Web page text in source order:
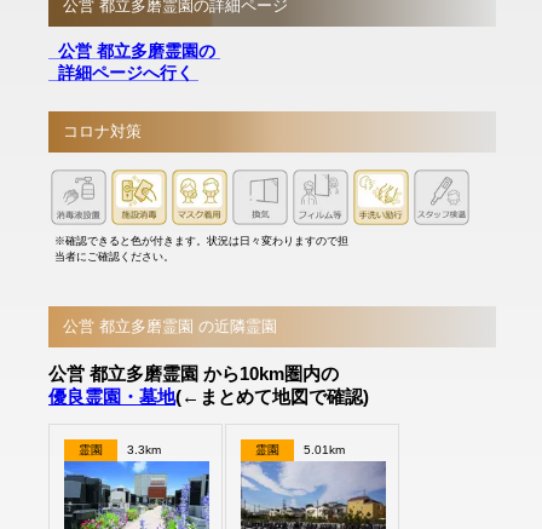
公営 都立多磨霊園の詳細ページ
公営 都立多磨霊園の
詳細ページへ行く
コロナ対策
※確認できると色が付きます。状況は日々変わりますので担
当者にご確認ください。
公営 都立多磨霊園 の近隣霊園
公営 都立多磨霊園 から10km圏内の
優良霊園・墓地(←まとめて地図で確認)
霊園 3.3km 霊園 5.01km